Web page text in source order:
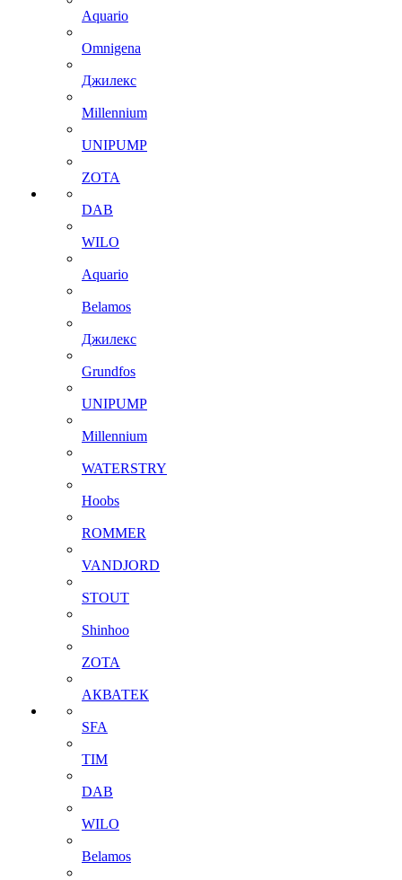
Aquario
Omnigena
Джилекс
Millennium
UNIPUMP
ZOTA
DAB
WILO
Aquario
Belamos
Джилекс
Grundfos
UNIPUMP
Millennium
WATERSTRY
Hoobs
ROMMER
VANDJORD
STOUT
Shinhoo
ZOTA
АКВАТЕК
SFA
TIM
DAB
WILO
Belamos